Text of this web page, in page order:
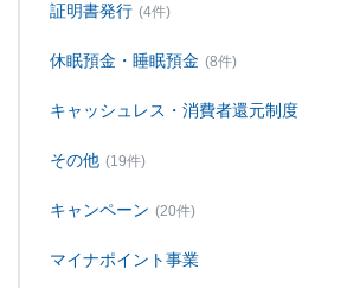
証明書発行 (4件)
休眠預金・睡眠預金 (8件)
キャッシュレス・消費者還元制度
その他 (19件)
キャンペーン (20件)
マイナポイント事業